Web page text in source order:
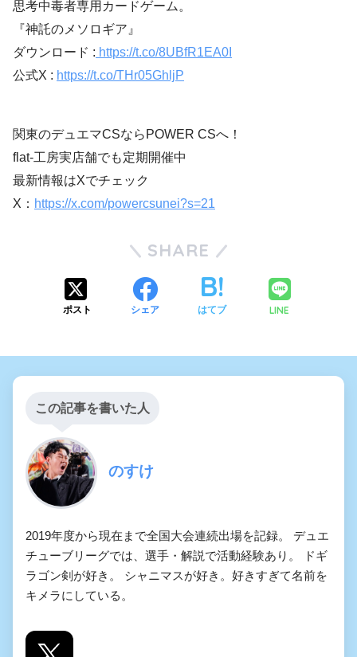
思考中毒者専用カードゲーム。
『神託のメソロギア』
ダウンロード : https://t.co/8UBfR1EA0I
公式X : https://t.co/THr05GhljP
関東のデュエマCSならPOWER CSへ！
flat-工房実店舗でも定期開催中
最新情報はXでチェック
X： https://x.com/powercsunei?s=21
SHARE
ポスト シェア はてブ LINE
この記事を書いた人
のすけ
2019年度から現在まで全国大会連続出場を記録。 デュエ
チューブリーグでは、選手・解説で活動経験あり。 ドギ
ラゴン剣が好き。 シャニマスが好き。好きすぎて名前を
キメラにしている。